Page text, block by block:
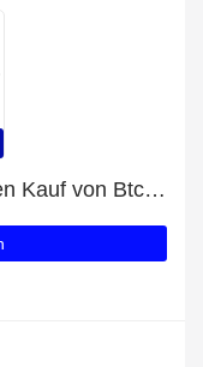
Erhalten Sie 25% Rabatt auf den Kauf von Btc-alpha